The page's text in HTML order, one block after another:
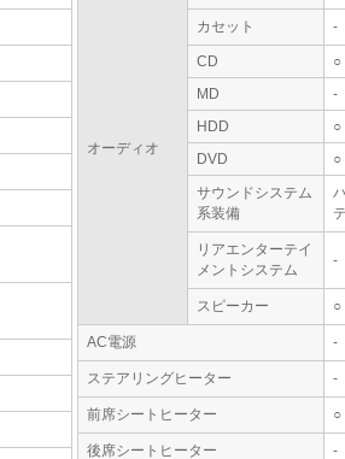
オーディオ
カセット -
CD
○
MD
-
HDD
○
DVD
○
サウンドシステム
系装備
リアエンターテイ
メントシステム
-
スピーカー ○
AC電源 -
ステアリングヒーター -
前席シートヒーター ○
後席シートヒーター -